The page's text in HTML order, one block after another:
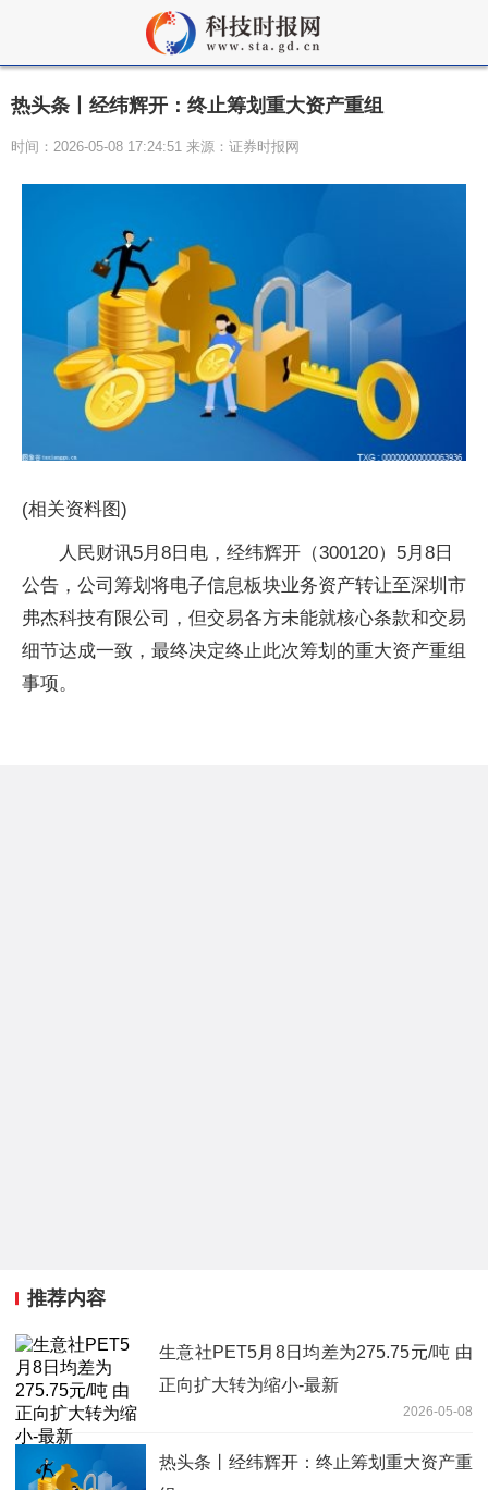
热头条丨经纬辉开：终止筹划重大资产重组
时间：2026-05-08 17:24:51 来源：证券时报网
(相关资料图)
人民财讯5月8日电，经纬辉开（300120）5月8日
公告，公司筹划将电子信息板块业务资产转让至深圳市
弗杰科技有限公司，但交易各方未能就核心条款和交易
细节达成一致，最终决定终止此次筹划的重大资产重组
事项。
推荐内容
生意社PET5月8日均差为275.75元/吨 由
正向扩大转为缩小-最新
2026-05-08
热头条丨经纬辉开：终止筹划重大资产重